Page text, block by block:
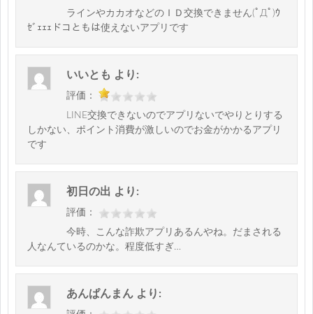
ラインやカカオなどのＩＤ交換できません(ﾟДﾟ)ｳ
ｾﾞｪｪｪドコともは使えないアプリです
いいとも より:
評価：
LINE交換できないのでアプリないでやりとりする
しかない、ポイント消費が激しいのでお金がかかるアプリ
です
初日の出 より:
評価：
今時、こんな詐欺アプリあるんやね。だまされる
人なんているのかな。程度低すぎ…
あんぱんまん より: